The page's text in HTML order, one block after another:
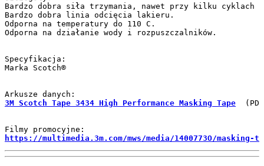
Bardzo dobra siła trzymania, nawet przy kilku cyklach
Bardzo dobra linia odcięcia lakieru.
Odporna na temperatury do 110 C.
Odporna na działanie wody i rozpuszczalników.
Specyfikacja:
Marka Scotch®
3M Scotch Tape 3434 High Performance Masking Tape